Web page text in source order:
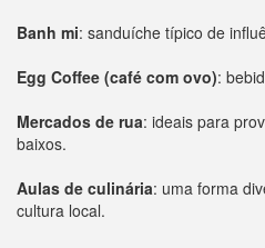
Banh mi: sanduíche típico de
Egg Coffee (café com ovo):
Mercados de rua: ideais para
baixos.
Aulas de culinária: uma forma
cultura local.